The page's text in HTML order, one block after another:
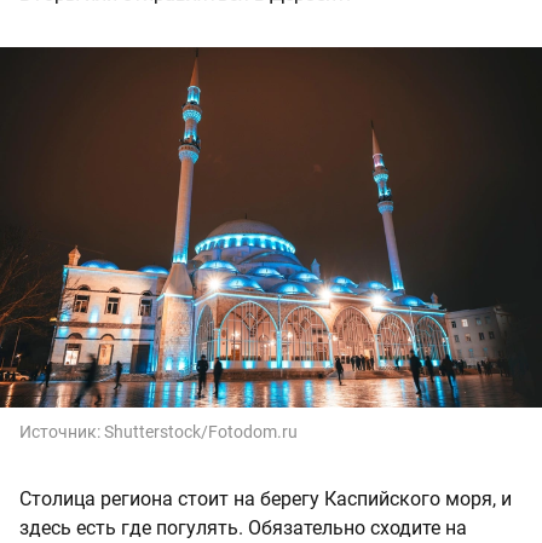
Источник:Shutterstock/Fotodom.ru
Столица региона стоит на берегу Каспийского моря, и
здесь есть где погулять. Обязательно сходите на